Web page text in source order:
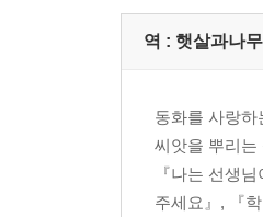
역 : 햇살과나
동화를 사랑
씨앗을 뿌리는
『나는 선생
주세요』, 『